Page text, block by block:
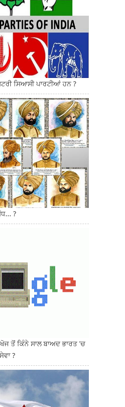
ਸਿਆਸੀ ਪਾਰਟੀਆਂ ਹਨ ?
?
ਤੋਂ ਕਿੰਨੇ ਸਾਲ ਬਾਅਦ ਭਾਰਤ 'ਚ
?